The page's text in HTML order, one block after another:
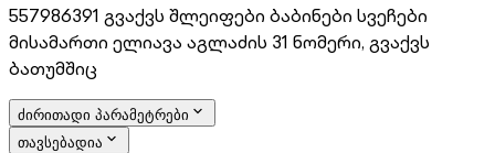
557986391 გვაქვს შლეიფები ბაბინები სვეჩები
მისამართი ელიავა აგლაძის 31 ნომერი, გვაქვს
ბათუმშიც
ძირითადი პარამეტრები
თავსებადია